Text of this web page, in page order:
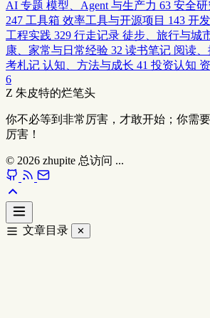
AI 专题 模型、Agent 与生产力 63 安全研
247 工具箱 效率工具与开源项目 143 开
工程实践 329 行走记录 徒步、旅行与城
康、家常与日常经验 32 读书笔记 阅读
考札记 认知、方法与成长 41 投资认知
6
Z 朱皮特的烂笔头
你不必等到非常厉害，才敢开始；你需
厉害！
© 2026 zhupite 总访问 ...
文章目录 ✕